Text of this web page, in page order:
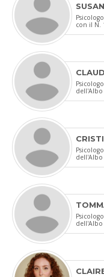
con il N.
dell'Albo
dell'Albo
dell'Albo